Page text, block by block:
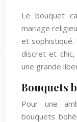
Le bouquet
mariage
et
discret et
une grande
Bouquets
Pour une
bouquets